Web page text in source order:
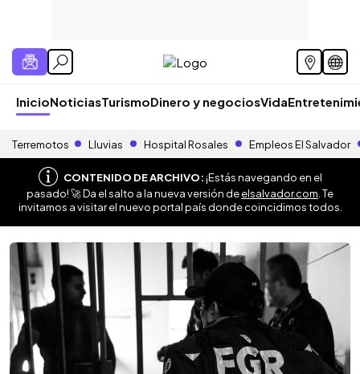
InicioNoticiasTurismoDinero y negociosVida
Terremotos Lluvias Hospital Rosales Empleos El Salvador
CONTENIDO DE ARCHIVO:¡Estás navegando en el
pasado! 🚀 Da el salto a la nueva versión deelsalvador.com . Te
invitamos a visitar el nuevo portal país donde coincidimos todos.